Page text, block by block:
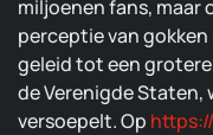
miljoenen fans, maar
perceptie van
geleid tot een
de Verenigde Staten,
versoepelt. Op